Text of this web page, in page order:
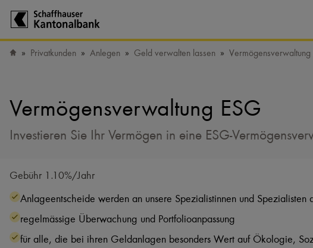
Privatkunden Anlegen Geld verwalten lassen Vermögensverwaltung
Vermögensverwaltung ESG
Investieren Sie Ihr Vermögen in eine ESG-
Gebühr 1.10%/Jahr
Anlageentscheide werden an unsere Spezialistinnen und Spezialisten
regelmässige Überwachung und Portfolioanpassung
für alle, die bei ihren Geldanlagen besonders Wert auf Ökologie,